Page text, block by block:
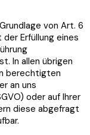
von Art. 6
der Erfüllung eines
In allen übrigen
berechtigten
an uns
oder auf Ihrer
diese abgefragt